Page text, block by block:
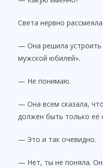
Света нервно
— Она решила
мужской юбилей».
— Не понимаю.
— Она всем сказала,
должен быть только её
— Это и так очевидно.
— Нет, ты не поняла.